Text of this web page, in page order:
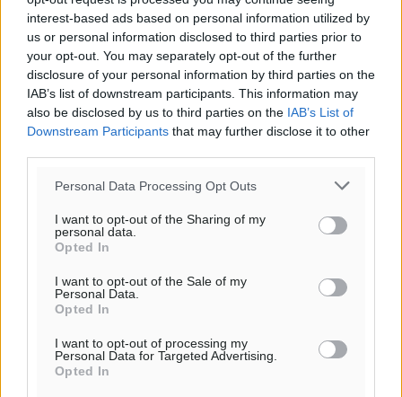
interest-based ads based on personal information utilized by
us or personal information disclosed to third parties prior to
your opt-out. You may separately opt-out of the further
disclosure of your personal information by third parties on the
IAB’s list of downstream participants. This information may
also be disclosed by us to third parties on the IAB’s List of
Downstream Participants that may further disclose it to other
Personal Data Processing Opt Outs
I want to opt-out of the Sharing of my
personal data.
Opted In
I want to opt-out of the Sale of my
Personal Data.
Opted In
I want to opt-out of processing my
Personal Data for Targeted Advertising.
Opted In
ιστοσελίδες είναι απαραίτητη η χρήση του παρακάτω
παρεχόμενου συνδέσμου παραπομπής προς το άρθρο
της Δημοκρατικής.
αίθριος καιρός
26°
πρόγνωση: